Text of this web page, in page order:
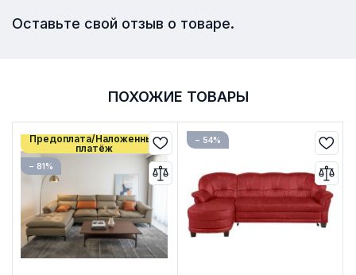
Оставьте свой отзыв о товаре.
ПОХОЖИЕ ТОВАРЫ
Предоплата/Наложенный
платёж
− 81%
− 54%